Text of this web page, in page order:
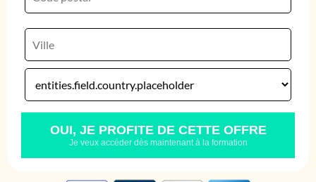
OUI, JE PROFITE DE CETTE OFFRE
Je veux accéder dès maintenant à la formation